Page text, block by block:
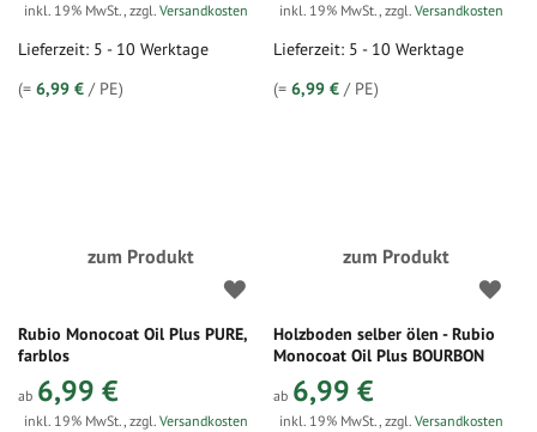
inkl. 19% MwSt., zzgl. Versandkosten
Lieferzeit: 5 - 10 Werktage
(= 6,99 € / PE)
inkl. 19% MwSt.,zzgl.Versandkosten
Lieferzeit: 5 - 10 Werktage
(=6,99 € / PE)
zum Produkt
Rubio Monocoat Oil Plus PURE,
farblos
ab 6,99 €
inkl. 19% MwSt., zzgl. Versandkosten
zum Produkt
Holzboden selber ölen - Rubio
Monocoat Oil Plus BOURBON
ab 6,99 €
inkl. 19% MwSt.,zzgl.Versandkosten